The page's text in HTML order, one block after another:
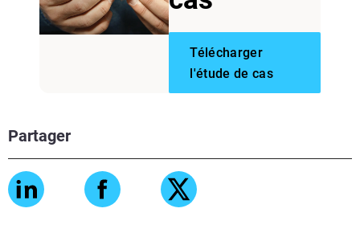
Télécharger
l'étude de cas
Partager